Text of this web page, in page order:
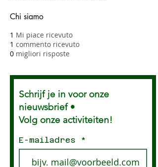
Chi siamo
1 Mi piace ricevuto
1 commento ricevuto
0 migliori risposte
Schrijf je in voor onze
nieuwsbrief •
Volg onze activiteiten!
E-mailadres